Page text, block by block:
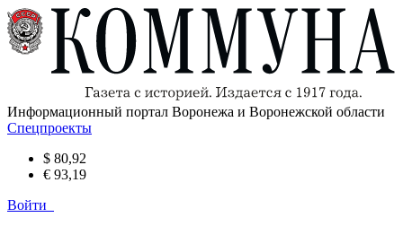
Информационный портал Воронежа и Воронежской области
Спецпроекты
$ 80,92
€ 93,19
Войти